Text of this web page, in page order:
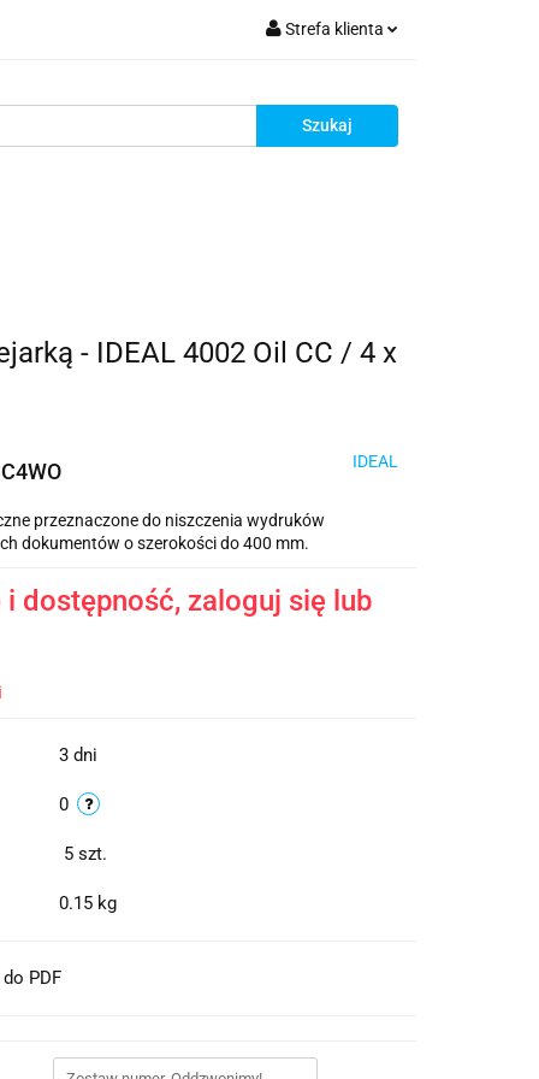
Strefa klienta
Zarejestruj się
- IDEAL 4002 Oil CC / 4 x
IDEAL
przeznaczone do niszczenia wydruków
dokumentów o szerokości do 400 mm.
i dostępność, zaloguj się lub
3 dni
0
5 szt.
0.15 kg
PDF